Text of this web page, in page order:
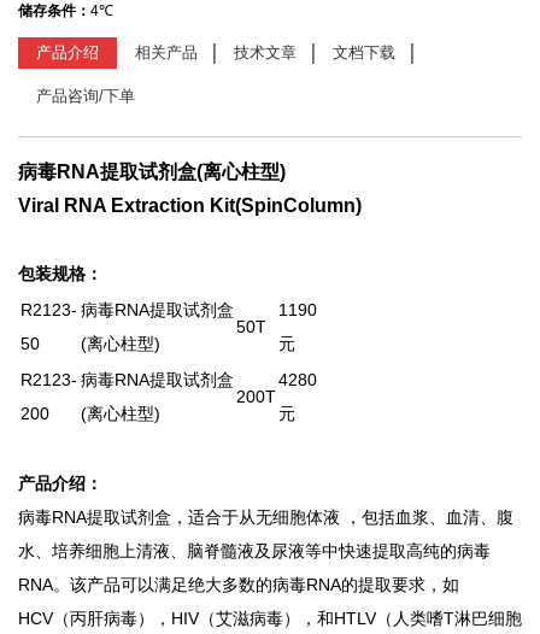
储存条件： 4℃
产品介绍 相关产品 技术文章 文档下载
产品咨询/下单
病毒RNA提取试剂盒(离心柱型)
Viral RNA Extraction Kit(SpinColumn)
包装规格：
R2123-
50
病毒RNA提取试剂盒
(离心柱型)
50T
1190
元
R2123-
200
病毒RNA提取试剂盒
(离心柱型)
200T
4280
元
产品介绍：
病毒RNA提取试剂盒，适合于从无细胞体液 ，包括血浆、血清、腹
水、培养细胞上清液、脑脊髓液及尿液等中快速提取高纯的病毒
RNA。该产品可以满足绝大多数的病毒RNA的提取要求，如
HCV（丙肝病毒），HIV（艾滋病毒），和HTLV（人类嗜T淋巴细胞